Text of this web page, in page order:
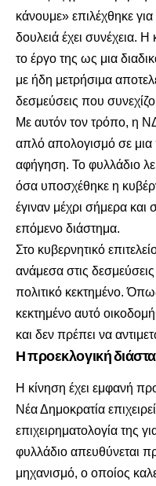
κάνουμε» επιλέχθηκε για
δουλειά έχει συνέχεια.
το έργο της ως μια
με ήδη μετρήσιμα
δεσμεύσεις που
Με αυτόν τον τρόπο, η
απλό απολογισμό σε μια
αφήγηση. Το φυλλάδιο
όσα υποσχέθηκε η
έγιναν μέχρι σήμερα και
επόμενο διάστημα.
Στο κυβερνητικό
ανάμεσα στις
πολιτικό κεκτημένο.
κεκτημένο αυτό
και δεν πρέπει να
Η προεκλογική
Η κίνηση έχει εμφανή
Νέα Δημοκρατία
επιχειρηματολογία της
φυλλάδιο απευθύνεται
μηχανισμό, ο οποίος